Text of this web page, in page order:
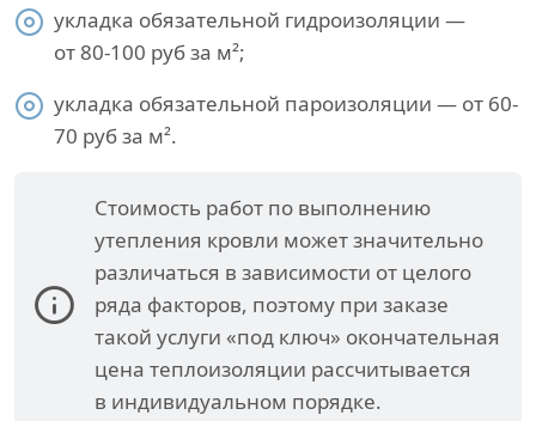
укладка обязательной гидроизоляции —
от 80-100 руб за м²;
укладка обязательной пароизоляции — от 60-
70 руб за м².
Стоимость работ по выполнению
утепления кровли может значительно
различаться в зависимости от целого
ряда факторов, поэтому при заказе
такой услуги «под ключ» окончательная
цена теплоизоляции рассчитывается
в индивидуальном порядке.